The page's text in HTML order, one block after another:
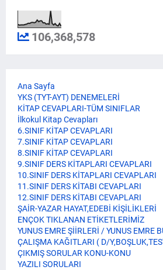
106,368,578
Ana Sayfa
YKS (TYT-AYT) DENEMELERİ
KİTAP CEVAPLARI-TÜM SINIFLAR
İlkokul Kitap Cevapları
6.SINIF KİTAP CEVAPLARI
7.SINIF KİTAP CEVAPLARI
8.SINIF KİTAP CEVAPLARI
9.SINIF DERS KİTAPLARI CEVAPLARI
10.SINIF DERS KİTAPLARI CEVAPLARI
11.SINIF DERS KİTABI CEVAPLARI
12.SINIF DERS KİTABI CEVAPLARI
ŞAİR-YAZAR HAYAT,EDEBİ KİŞİLİKLERİ
ENÇOK TIKLANAN ETİKETLERİMİZ
YUNUS EMRE ŞİİRLERİ / YUNUS EMRE
ÇALIŞMA KAĞITLARI ( D/
ÇIKMIŞ SORULAR KONU-KONU
YAZILI SORULARI